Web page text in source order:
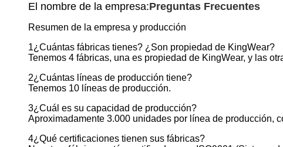
El nombre de la empresa:Preguntas Frecuentes
Resumen de la empresa y producción
1¿Cuántas fábricas tienes? ¿Son propiedad de KingWear?
Tenemos 4 fábricas, una es propiedad de KingWear, y las
2¿Cuántas líneas de producción tiene?
Tenemos 10 líneas de producción.
3¿Cuál es su capacidad de producción?
Aproximadamente 3.000 unidades por línea de producción,
4¿Qué certificaciones tienen sus fábricas?